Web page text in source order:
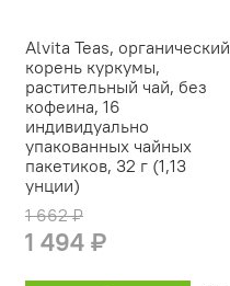
Alvita Teas, органический
корень куркумы,
растительный чай, без
кофеина, 16
индивидуально
упакованных чайных
пакетиков, 32 г (1,13
унции)
1 662 ₽
1 494 ₽